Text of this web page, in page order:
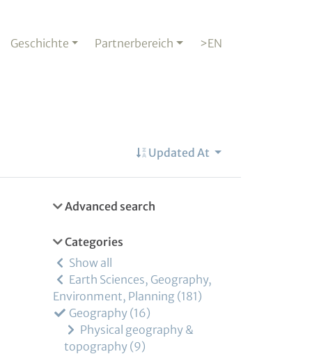
Geschichte Partnerbereich >EN
Updated At
Advanced search
Categories
Show all
Earth Sciences, Geography,
Environment, Planning 181
Geography 16
Physical geography &
topography 9